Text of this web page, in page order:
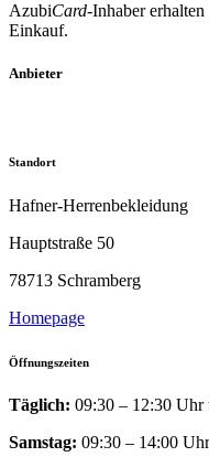
AzubiCard-Inhaber erhalten
Einkauf.
Anbieter
Standort
Hafner-Herrenbekleidung
Hauptstraße 50
78713 Schramberg
Homepage
Öffnungszeiten
Täglich: 09:30 – 12:30
Samstag: 09:30 – 14:00 Uhr